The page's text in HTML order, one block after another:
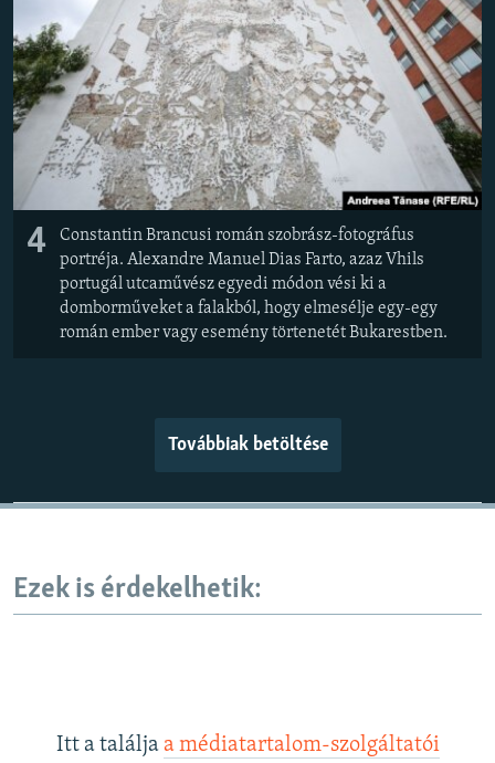
4
Constantin Brancusi román szobrász-fotográfus
portréja. Alexandre Manuel Dias Farto, azaz Vhils
portugál utcaművész egyedi módon vési ki a
domborműveket a falakból, hogy elmesélje egy-egy
román ember vagy esemény törtenetét Bukarestben.
Továbbiak betöltése
Ezek is érdekelhetik:
Itt a találja a médiatartalom-szolgáltatói